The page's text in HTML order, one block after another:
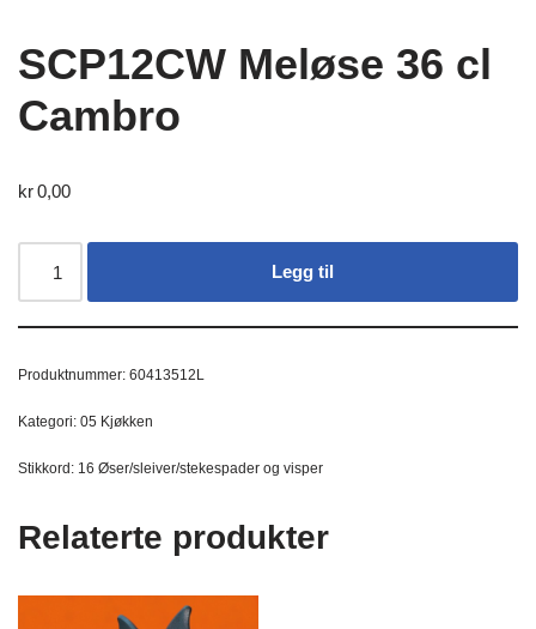
SCP12CW Meløse 36 cl
Cambro
kr0,00
Legg til
Produktnummer: 60413512L
Kategori: 05 Kjøkken
Stikkord: 16 Øser/sleiver/stekespader og visper
Relaterte produkter